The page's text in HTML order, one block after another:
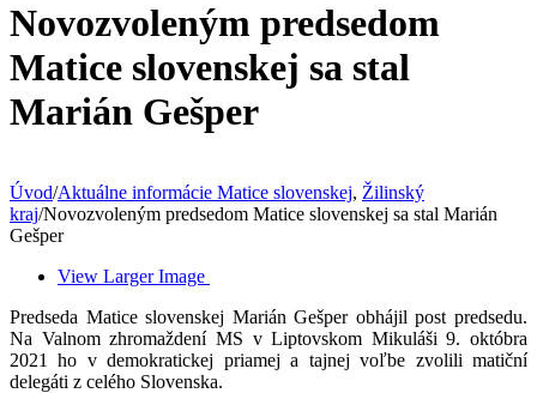
Novozvoleným predsedom
Matice slovenskej sa stal
Marián Gešper
Úvod/Aktuálne informácie Matice slovenskej, Žilinský
kraj/Novozvoleným predsedom Matice slovenskej sa stal Marián
Gešper
View Larger Image
Predseda Matice slovenskej Marián Gešper obhájil post predsedu.
Na Valnom zhromaždení MS v Liptovskom Mikuláši 9. októbra
2021 ho v demokratickej priamej a tajnej voľbe zvolili matiční
delegáti z celého Slovenska.